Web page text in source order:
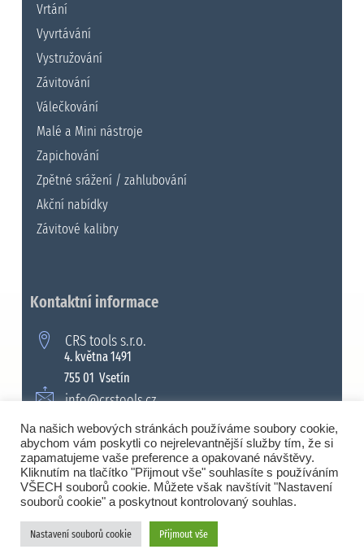
Vrtání
Vyvrtávání
Vystružování
Závitování
Válečkování
Malé a Mini nástroje
Zapichování
Zpětné srážení / zahlubování
Akční nabídky
Závitové kalibry
Kontaktní informace
CRS tools s.r.o.
4. května 1491
755 01 Vsetín
info@crstools.cz
+420 571 990 315
© 2008 - 2026 Všechna práva vyhrazena. |
CRS tools s.r.o.
Na našich webových stránkách používáme soubory cookie,
abychom vám poskytli co nejrelevantnější služby tím, že si
zapamatujeme vaše preference a opakované návštěvy.
Kliknutím na tlačítko "Přijmout vše" souhlasíte s používáním
VŠECH souborů cookie. Můžete však navštívit "Nastavení
souborů cookie" a poskytnout kontrolovaný souhlas.
Nastavení souborů cookie Přijmout vše